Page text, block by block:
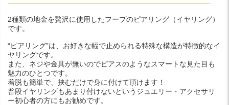
2種類の地金を贅沢に使用したフープのピアリング（イヤリング）
です。
“ピアリング”は、お好きな幅で止められる特殊な構造が特徴的なイ
ヤリングです。
また、ネジや金具が無いのでピアスのようなスマートな見た目も
魅力のひとつです。
着脱も簡単で、挟むだけで身に付けて頂けます！
普段イヤリングもあまり付けないというジュエリー・アクセサリ
ー初心者の方にもお勧めです。